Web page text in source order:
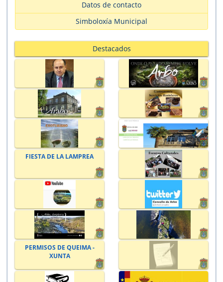
Datos de contacto
Simboloxía Municipal
Destacados
FIESTA DE LA LAMPREA
PERMISOS DE QUEIMA -
XUNTA